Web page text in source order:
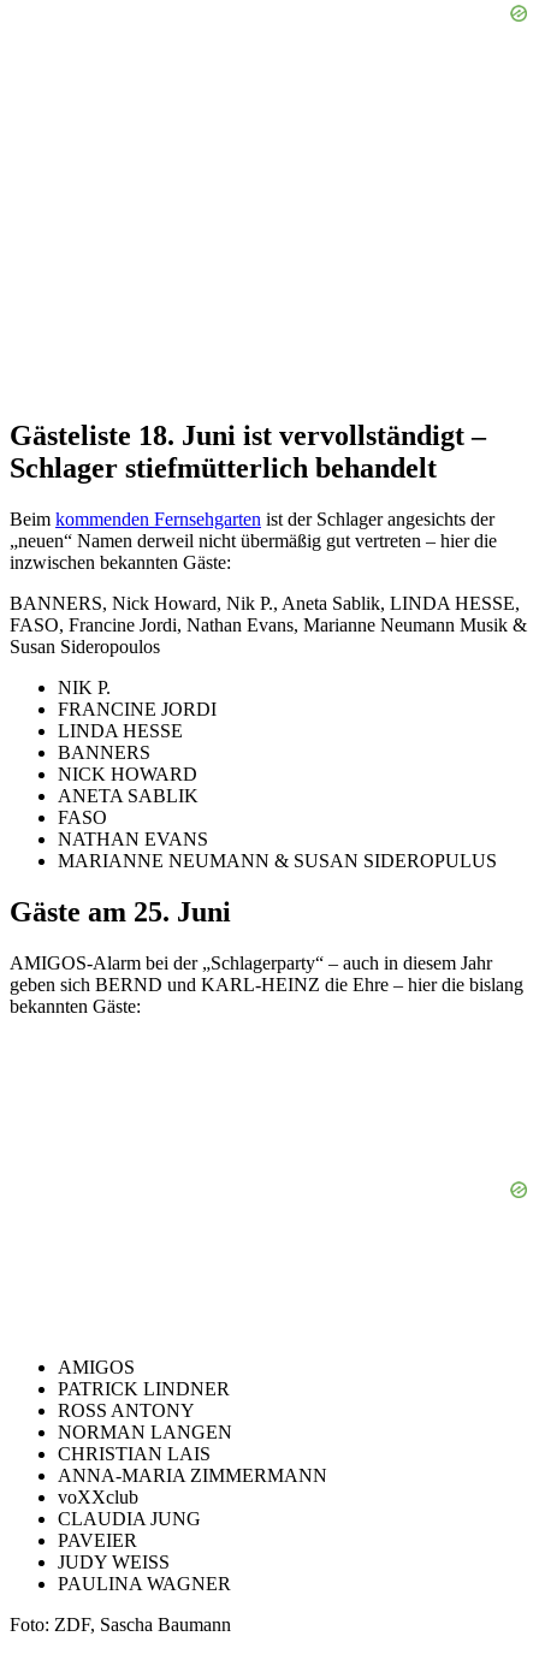
Gästeliste 18. Juni ist vervollständigt –
Schlager stiefmütterlich behandelt
Beim kommenden Fernsehgarten ist der Schlager angesichts der
„neuen“ Namen derweil nicht übermäßig gut vertreten – hier die
inzwischen bekannten Gäste:
BANNERS, Nick Howard, Nik P., Aneta Sablik, LINDA HESSE,
FASO, Francine Jordi, Nathan Evans, Marianne Neumann Musik &
Susan Sideropoulos
NIK P.
FRANCINE JORDI
LINDA HESSE
BANNERS
NICK HOWARD
ANETA SABLIK
FASO
NATHAN EVANS
MARIANNE NEUMANN & SUSAN SIDEROPULUS
Gäste am 25. Juni
AMIGOS-Alarm bei der „Schlagerparty“ – auch in diesem Jahr
geben sich BERND und KARL-HEINZ die Ehre – hier die bislang
bekannten Gäste:
AMIGOS
PATRICK LINDNER
ROSS ANTONY
NORMAN LANGEN
CHRISTIAN LAIS
ANNA-MARIA ZIMMERMANN
voXXclub
CLAUDIA JUNG
PAVEIER
JUDY WEISS
PAULINA WAGNER
Foto: ZDF, Sascha Baumann